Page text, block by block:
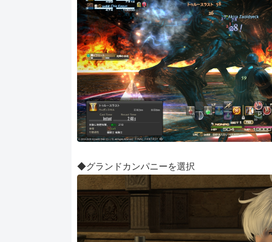
◆グランドカンパニーを選択